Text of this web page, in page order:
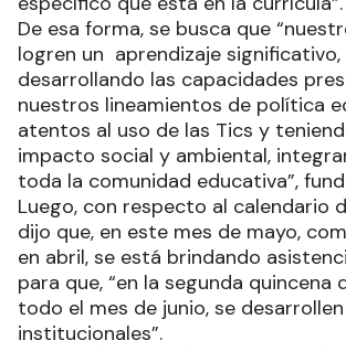
De esa forma, se busca que
logren un aprendizaje
desarrollando las capacidades
nuestros lineamientos de política
atentos al uso de las Tics y
impacto social y ambiental,
toda la comunidad educativa”,
Luego, con respecto al calendario
dijo que, en este mes de mayo,
en abril, se está brindando
para que, “en la segunda quincena
todo el mes de junio, se
institucionales”.